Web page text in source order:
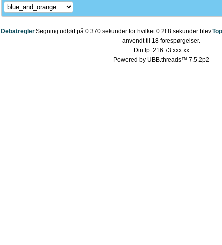
DebatreglerSøgning udført på 0.370 sekunder for hvilket 0.288 sekunder blev
anvendt til 18 forespørgelser.
Din Ip: 216.73.xxx.xx
Powered by UBB.threads™ 7.5.2p2